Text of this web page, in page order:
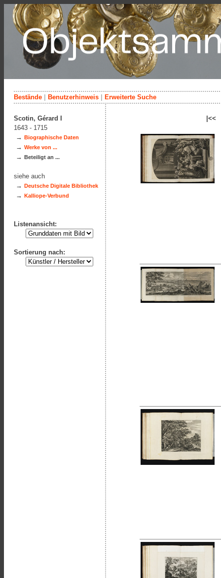
Bestände Benutzerhinweis Erweiterte Suche
Scotin, Gérard I
1643 - 1715
→ Biographische Daten
→ Werke von ...
→ Beteiligt an ...
siehe auch
→ Deutsche Digitale Bibliothek
→ Kalliope-Verbund
Listenansicht:
Sortierung nach: